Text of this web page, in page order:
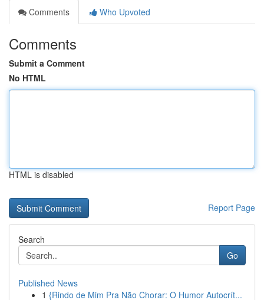
Comments
Who Upvoted
Comments
Submit a Comment
No HTML
HTML is disabled
Report Page
Search
Go
Published News
1 {Rindo de Mim Pra Não Chorar: O Humor Autocrít...